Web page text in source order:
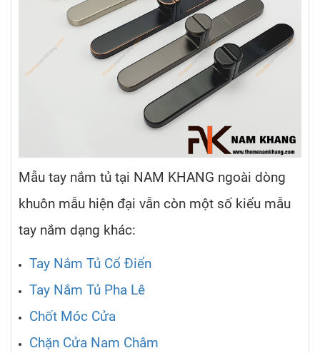
Mẫu tay nắm tủ tại NAM KHANG ngoài dòng
khuôn mẫu hiện đại vẫn còn một số kiểu mẫu
tay nắm dạng khác:
Tay Nắm Tủ Cổ Điển
Tay Nắm Tủ Pha Lê
Chốt Móc Cửa
Chặn Cửa Nam Châm